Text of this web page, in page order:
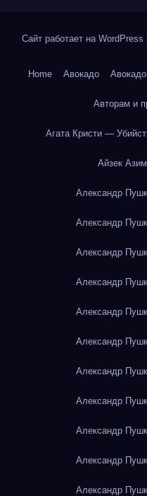
Сайт работает на WordPress
Home Авокадо Авокадо
Авторам и
Агата Кристи —
Айзек
Александр
Александр
Александр
Александр
Александр
Александр
Александр
Александр
Александр
Александр
Александр